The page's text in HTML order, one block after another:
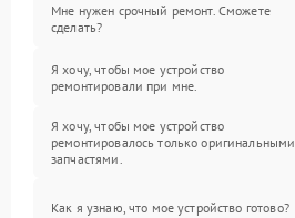
Мне нужен срочный ремонт. Сможете
сделать?
Я хочу, чтобы мое устройство
ремонтировали при мне.
Я хочу, чтобы мое устройство
ремонтировалось только оригинальными
запчастями.
Как я узнаю, что мое устройство готово?